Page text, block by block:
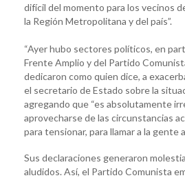
difícil del momento para los vecinos
la Región Metropolitana y del país”.
“Ayer hubo sectores políticos, en
Frente Amplio y del Partido
dedicaron como quien dice, a
el secretario de Estado sobre la
agregando que “es absolutamente
aprovecharse de las circunstancias
para tensionar, para llamar a la gente
Sus declaraciones generaron
aludidos. Así, el Partido Comunista